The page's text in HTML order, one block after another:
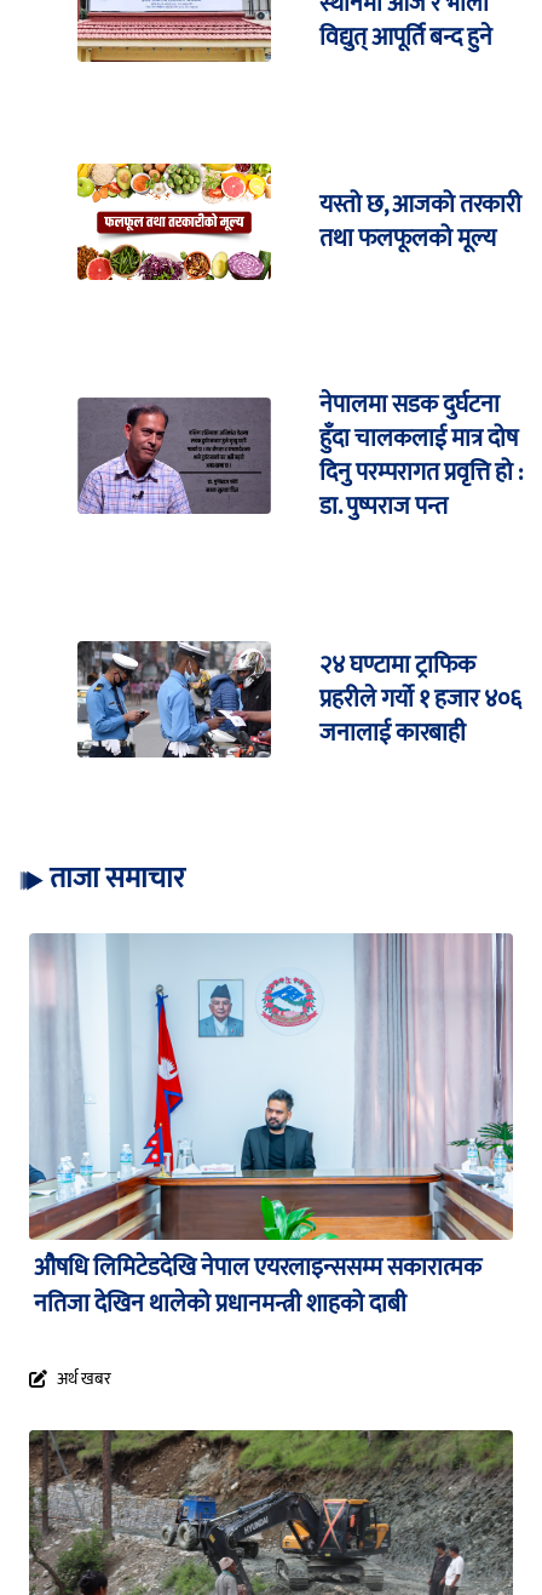
विद्युत् आपूर्ति बन्द हुने
यस्तो छ, आजको तरकारी
तथा फलफूलको मूल्य
नेपालमा सडक दुर्घटना
हुँदा चालकलाई मात्र दोष
दिनु परम्परागत प्रवृत्ति हो :
डा. पुष्पराज पन्त
२४ घण्टामा ट्राफिक
प्रहरीले गर्यो १ हजार ४०६
जनालाई कारबाही
ताजा समाचार
औषधि लिमिटेडदेखि नेपाल एयरलाइन्ससम्म सकारात्मक
नतिजा देखिन थालेको प्रधानमन्त्री शाहको दाबी
अर्थ खबर